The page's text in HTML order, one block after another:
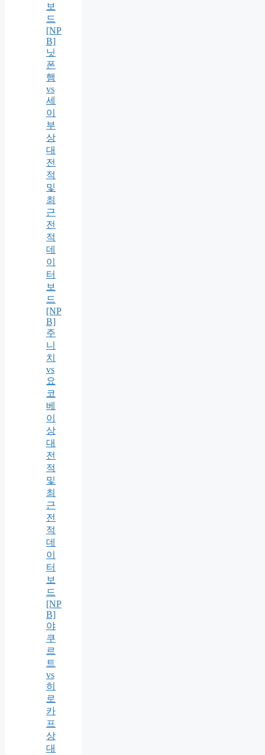
보
드
[NP
B]
닛
폰
햄
vs
세
이
부
상
대
전
적
및
최
근
전
적
데
이
터
보
드
[NP
B]
주
니
치
vs
요
코
베
이
상
대
전
적
및
최
근
전
적
데
이
터
보
드
[NP
B]
야
쿠
르
트
vs
히
로
카
프
상
대